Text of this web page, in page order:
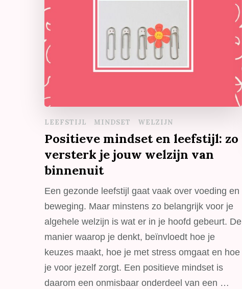
LEEFSTIJL MINDSET WELZIJN
Positieve mindset en leefstijl: zo
versterk je jouw welzijn van
binnenuit
Een gezonde leefstijl gaat vaak over voeding en
beweging. Maar minstens zo belangrijk voor je
algehele welzijn is wat er in je hoofd gebeurt. De
manier waarop je denkt, beïnvloedt hoe je
keuzes maakt, hoe je met stress omgaat en hoe
je voor jezelf zorgt. Een positieve mindset is
daarom een onmisbaar onderdeel van een …